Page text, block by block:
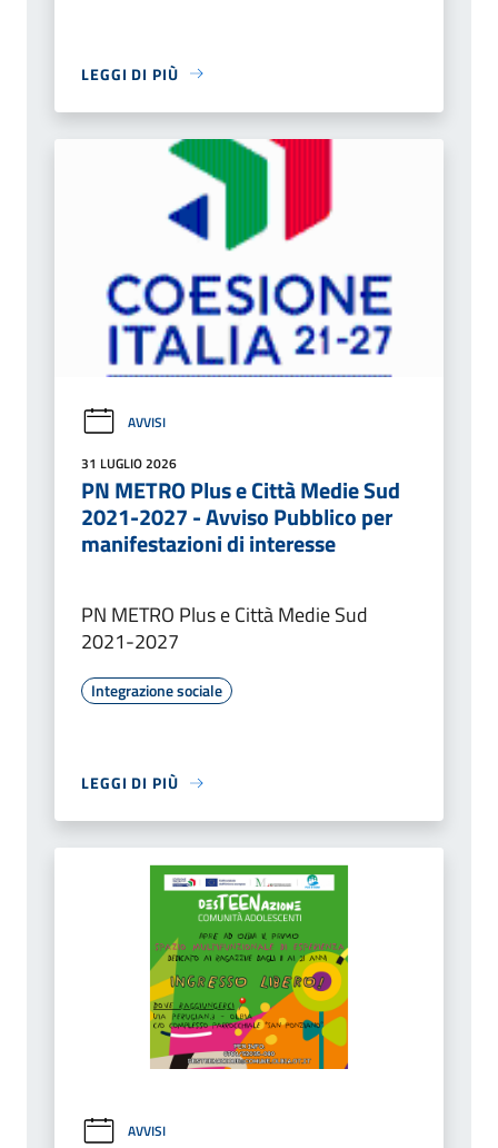
LEGGI DI PIÙ
AVVISI
31 LUGLIO 2026
PN METRO Plus e Città Medie Sud
2021-2027 - Avviso Pubblico per
manifestazioni di interesse
PN METRO Plus e Città Medie Sud
2021-2027
Integrazione sociale
LEGGI DI PIÙ
AVVISI